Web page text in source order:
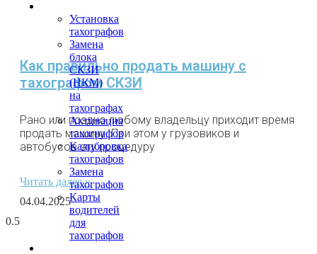
Установка
тахографов
Замена
блока
СКЗИ
(НКМ)
на
тахографах
Активация
тахографов
Калибровка
тахографов
Замена
тахографов
Карты
водителей
для
тахографов
Как правильно продать машину с
тахографом СКЗИ
Рано или поздно любому владельцу приходит время
продать машину. При этом у грузовиков и
автобусов эту процедуру
Читать далее »
04.04.2025